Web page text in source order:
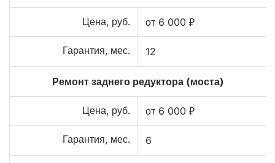
Цена, руб. от 6 000 ₽
Гарантия, мес. 12
Ремонт заднего редуктора (моста)
Цена, руб. от 6 000 ₽
Гарантия, мес. 6